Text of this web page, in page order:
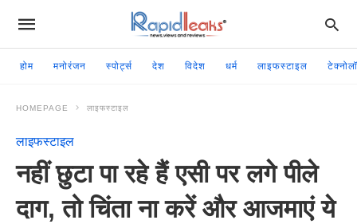
होम मनोरंजन स्पोर्ट्स देश विदेश धर्म लाइफस्टाइल
HOMEPAGE लाइफस्टाइल
लाइफस्टाइल
नहीं छुटा पा रहे हैं एसी पर लगे पीले
दाग, तो चिंता ना करें और आजमाएं ये